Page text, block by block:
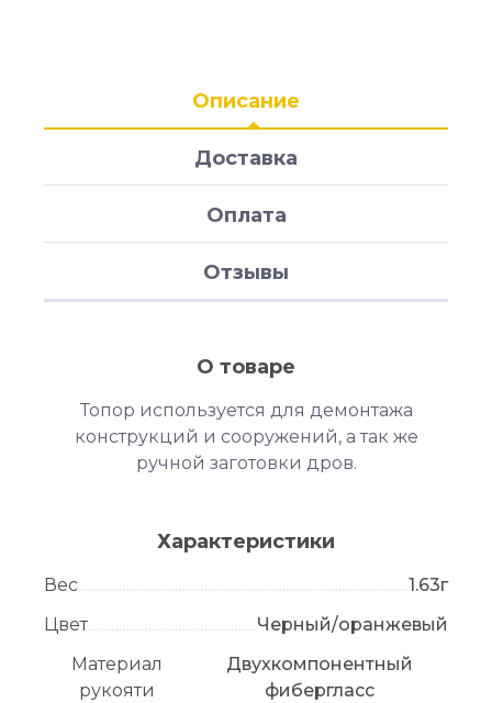
Описание
Доставка
Оплата
Отзывы
О товаре
Топор используется для демонтажа
конструкций и сооружений, а так же
ручной заготовки дров.
Характеристики
Вес
1.63г
Цвет
Черный/оранжевый
Материал
рукояти
Двухкомпонентный
фибергласс